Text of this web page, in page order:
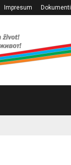
Impresum Dokumenti